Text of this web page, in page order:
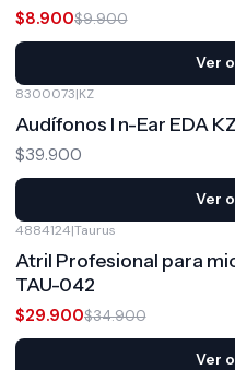
$8.900$9.900
Ver
8300073|KZ
Audífonos I n-Ear EDA
$39.900
Ver
4884124|Taurus
Atril Profesional para
TAU-042
$29.900$34.900
Ver